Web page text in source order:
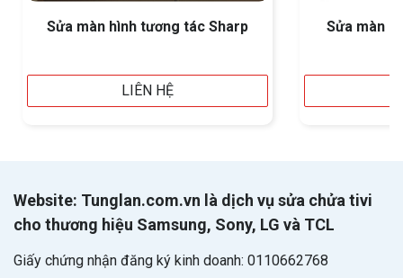
Sửa màn hình tương tác Sharp
LIÊN HỆ
Sửa màn
Website: Tunglan.com.vn là dịch vụ sửa chửa tivi
cho thương hiệu Samsung, Sony, LG và TCL
Giấy chứng nhận đăng ký kinh doanh: 0110662768